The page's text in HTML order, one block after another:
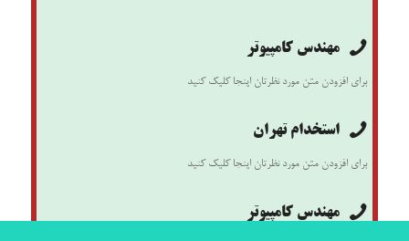
مهندس کامپیوتر
برای افزودن متن مورد نظرتان اینجا کلیک کنید
استخدام تهران
برای افزودن متن مورد نظرتان اینجا کلیک کنید
مهندس کامپیوتر